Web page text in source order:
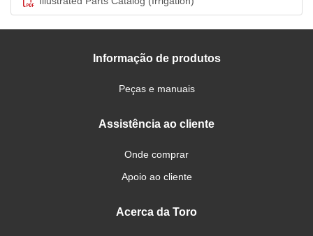
Informação de produtos
Peças e manuais
Assistência ao cliente
Onde comprar
Apoio ao cliente
Acerca da Toro